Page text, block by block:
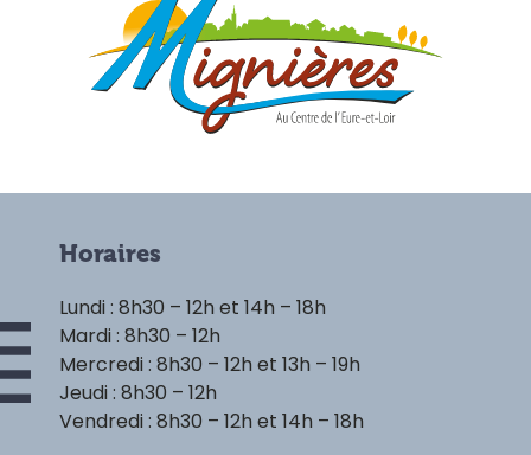
Horaires
Lundi : 8h30 – 12h et 14h – 18h
Mardi : 8h30 – 12h
Mercredi : 8h30 – 12h et 13h – 19h
Jeudi : 8h30 – 12h
Vendredi : 8h30 – 12h et 14h – 18h